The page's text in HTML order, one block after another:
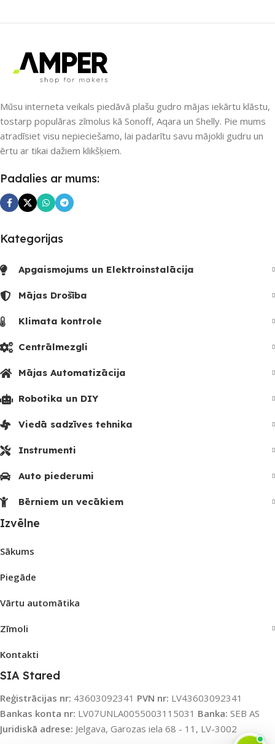
Mūsu interneta veikals piedāvā plašu gudro mājas iekārtu klāstu,
tostarp populāras zīmolus kā Sonoff, Aqara un Shelly. Pie mums
atradīsiet visu nepieciešamo, lai padarītu savu mājokli gudru un
ērtu ar tikai dažiem klikšķiem.
Padalies ar mums:
Kategorijas
Apgaismojums un Elektroinstalācija
Mājas Drošība
Klimata kontrole
Centrālmezgli
Mājas Automatizācija
Robotika un DIY
Viedā sadzīves tehnika
Instrumenti
Auto piederumi
Bērniem un vecākiem
Izvēlne
Sākums
Piegāde
Vārtu automātika
Zīmoli
Kontakti
SIA Stared
Reģistrācijas nr: 43603092341 PVN nr: LV43603092341
Bankas konta nr: LV07UNLA0055003115031 Banka: SEB AS
Juridiskā adrese: Jelgava, Garozas iela 68 - 11, LV-3002